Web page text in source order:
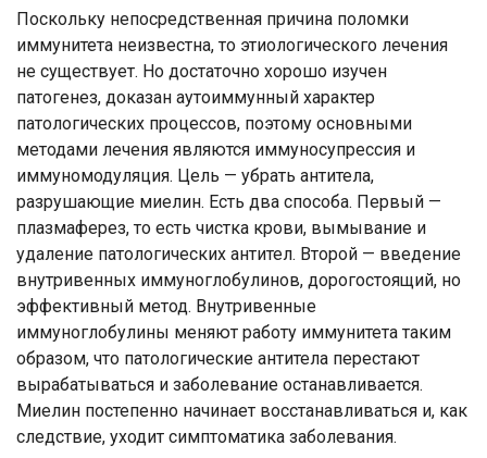
Поскольку непосредственная причина поломки
иммунитета неизвестна, то этиологического лечения
не существует. Но достаточно хорошо изучен
патогенез, доказан аутоиммунный характер
патологических процессов, поэтому основными
методами лечения являются иммуносупрессия и
иммуномодуляция. Цель — убрать антитела,
разрушающие миелин. Есть два способа. Первый —
плазмаферез, то есть чистка крови, вымывание и
удаление патологических антител. Второй — введение
внутривенных иммуноглобулинов, дорогостоящий, но
эффективный метод. Внутривенные
иммуноглобулины меняют работу иммунитета таким
образом, что патологические антитела перестают
вырабатываться и заболевание останавливается.
Миелин постепенно начинает восстанавливаться и, как
следствие, уходит симптоматика заболевания.